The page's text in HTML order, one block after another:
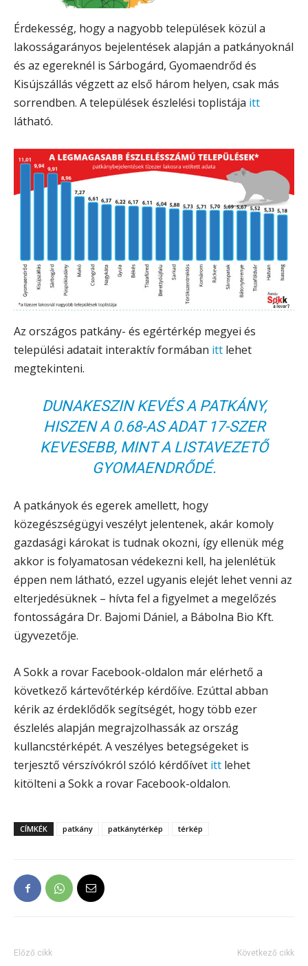
Érdekesség, hogy a nagyobb települések közül a
lakosságarányos bejelentések alapján a patkányoknál
és az egereknél is Sárbogárd, Gyomaendrőd és
Kisújszállás végzett az első három helyen, csak más
sorrendben. A települések észlelési toplistája itt
látható.
Az országos patkány- és egértérkép megyei és
települési adatait interaktív formában itt lehet
megtekinteni.
DUNAKESZIN KEVÉS A PATKÁNY,
HISZEN A 0.68-AS ADAT 17-SZER
KEVESEBB, MINT A LISTAVEZETŐ
GYOMAENDRŐDÉ.
A patkányok és egerek amellett, hogy
közegészségügyi veszélyt jelentenek, akár komoly
gazdasági károkat is tudnak okozni, így ellenük még
akkor is folyamatosan védekezni kell, ha jelenlétük
éppen nem látható, ezzel ugyanis elejét lehet venni az
elterjedésüknek – hívta fel a figyelmet a megelőzés
fontosságára Dr. Bajomi Dániel, a Bábolna Bio Kft.
ügyvezetője.
A Sokk a rovar Facebook-oldalon már elérhető a
következő kártevőtérkép kérdőíve. Ezúttal abban
kérik az érdeklődők segítségét, hogy több ezer
észlelés alapján megrajzolhassák az ország
kullancstérképét. A veszélyes betegségeket is
terjesztő vérszívókról szóló kérdőívet itt lehet
kitölteni a Sokk a rovar Facebook-oldalon.
CÍMKÉK patkány patkánytérkép térkép
Előző cikk Következő cikk